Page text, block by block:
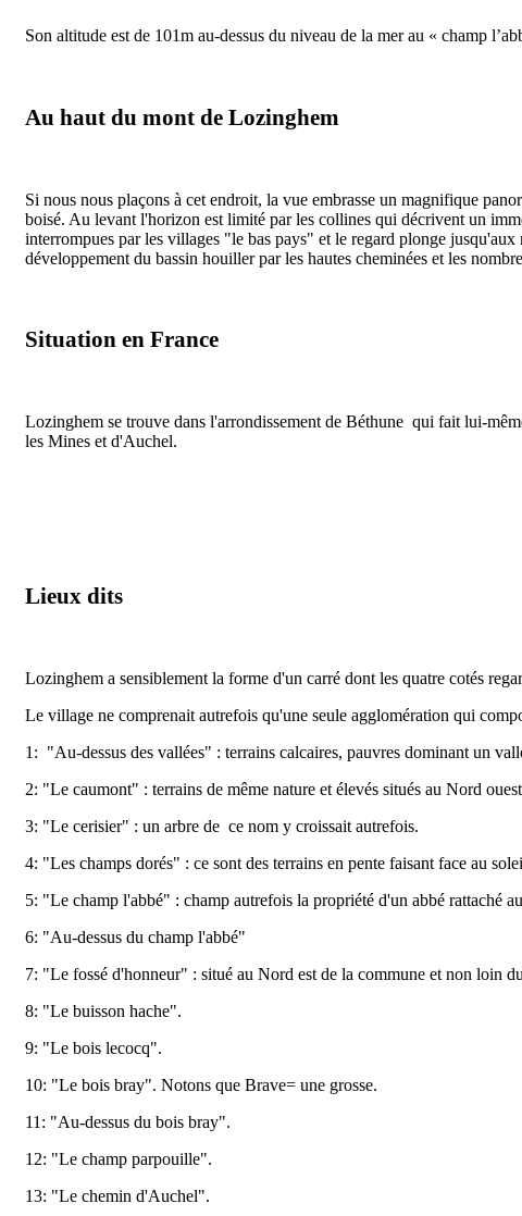
Son altitude est de 101m au-dessus du niveau de la mer au « champ
Au haut du mont de Lozinghem
Si nous nous plaçons à cet endroit, la vue embrasse un magnifique
boisé. Au levant l'horizon est limité par les collines qui décrivent un
interrompues par les villages "le bas pays" et le regard plonge
développement du bassin houiller par les hautes cheminées et les
Situation en France
Lozinghem se trouve dans l'arrondissement de Béthune qui fait lui-
les Mines et d'Auchel.
Lieux dits
Lozinghem a sensiblement la forme d'un carré dont les quatre cotés
Le village ne comprenait autrefois qu'une seule agglomération qui
1: "Au-dessus des vallées" : terrains calcaires, pauvres dominant un
2: "Le caumont" : terrains de même nature et élevés situés au Nord
3: "Le cerisier" : un arbre de ce nom y croissait autrefois.
4: "Les champs dorés" : ce sont des terrains en pente faisant face au
5: "Le champ l'abbé" : champ autrefois la propriété d'un abbé rattaché
6: "Au-dessus du champ l'abbé"
7: "Le fossé d'honneur" : situé au Nord est de la commune et non loin
8: "Le buisson hache".
9: "Le bois lecocq".
10: "Le bois bray". Notons que Brave= une grosse.
11: "Au-dessus du bois bray".
12: "Le champ parpouille".
13: "Le chemin d'Auchel".